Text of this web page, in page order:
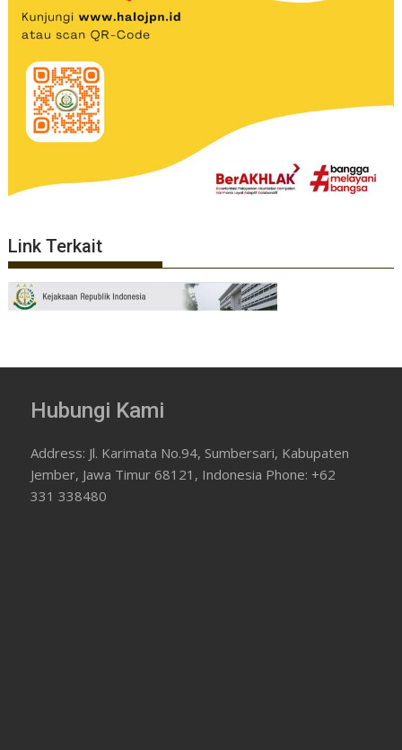
Link Terkait
Hubungi Kami
Address: Jl. Karimata No.94, Sumbersari, Kabupaten
Jember, Jawa Timur 68121, Indonesia Phone: +62
331 338480